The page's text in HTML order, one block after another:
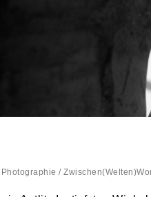
Photographie /